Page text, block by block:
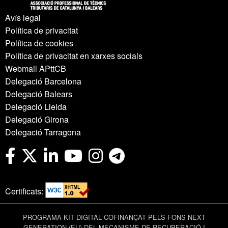
Avís legal
Política de privacitat
Política de cookies
Política de privacitat en xarxes socials
Webmail APttCB
Delegació Barcelona
Delegació Balears
Delegació Lleida
Delegació Girona
Delegació Tarragona
Certificats:
PROGRAMA KIT DIGITAL COFINANÇAT PELS FONS NEXT